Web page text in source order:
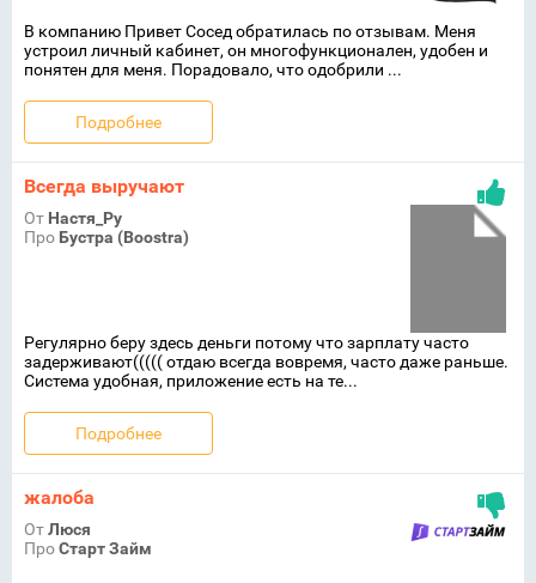
В компанию Привет Сосед обратилась по отзывам. Меня
устроил личный кабинет, он многофункционален, удобен и
понятен для меня. Порадовало, что одобрили ...
Подробнее
Всегда выручают
От Настя_Ру
Про Бустра (Boostra)
Регулярно беру здесь деньги потому что зарплату часто
задерживают((((( отдаю всегда вовремя, часто даже раньше.
Система удобная, приложение есть на те...
Подробнее
жалоба
ОтЛюся
ПроСтарт Займ